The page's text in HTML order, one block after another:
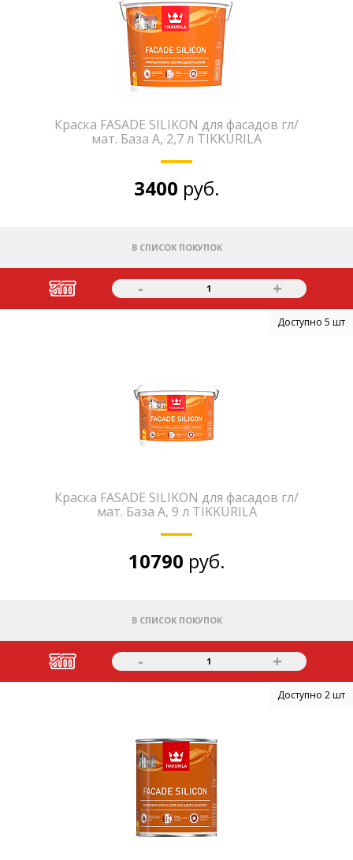
Краска FASADE SILIKON для фасадов гл/
мат. База А, 2,7 л TIKKURILA
3400 руб.
В СПИСОК ПОКУПОК
- 1 +
Доступно 5 шт
Краска FASADE SILIKON для фасадов гл/
мат. База А, 9 л TIKKURILA
10790 руб.
В СПИСОК ПОКУПОК
- 1 +
Доступно 2 шт